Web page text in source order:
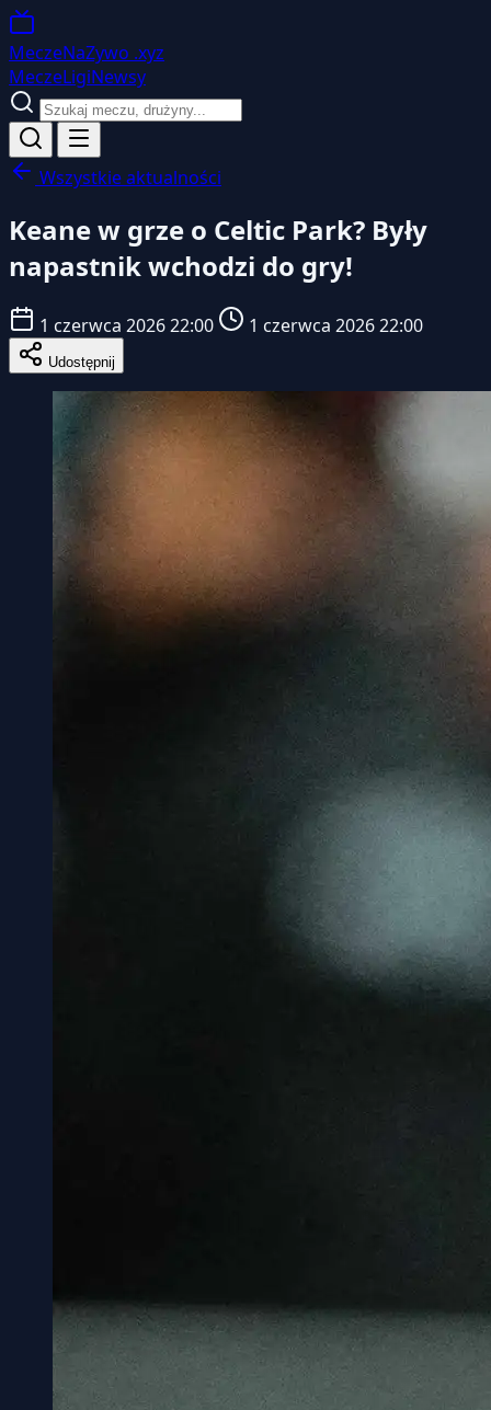
MeczeNaZywo .xyz
MeczeLigiNewsy
Wszystkie aktualności
Keane w grze o Celtic Park? Były
napastnik wchodzi do gry!
1 czerwca 2026 22:00 1 czerwca 2026 22:00
Udostępnij